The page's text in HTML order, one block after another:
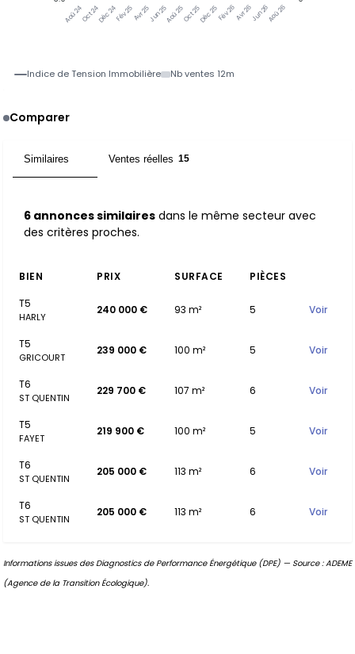
Aoû 24Oct 24Déc 24Fév 25Avr 25Jun 25Aoû 25Oct 25Déc 25Fév 26Avr 26Jun 26Aoû 26
Indice de Tension Immobilière Nb ventes 12m
Comparer
Similaires Ventes réelles 15
6 annonces similaires dans le même secteur avec
des critères proches.
BIEN PRIX SURFACE
PIÈCES
T5
HARLY
240 000 € 93 m² 5 Voir
T5
GRICOURT
239 000 € 100 m² 5 Voir
T6
ST QUENTIN
229 700 € 107 m² 6 Voir
T5
FAYET
219 900 € 100 m² 5 Voir
T6
ST QUENTIN
205 000 € 113 m² 6 Voir
T6
ST QUENTIN
205 000 € 113 m² 6 Voir
Informations issues des Diagnostics de Performance Énergétique (DPE) — Source : ADEME
(Agence de la Transition Écologique).